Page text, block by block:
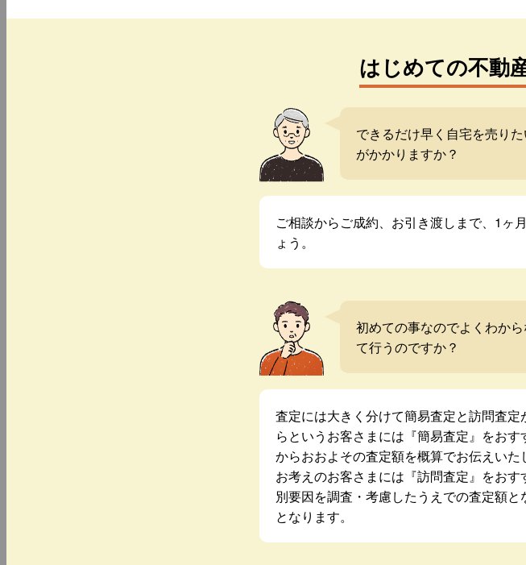
はじめての不動
できるだけ早く自宅を売り
がかかりますか？
ご相談からご成約、お引き渡しまで、1ヶ
ょう。
初めての事なのでよくわか
て行うのですか？
査定には大きく分けて簡易査定と訪問査
らというお客さまには『簡易査定』をお
からおおよその査定額を概算でお伝えい
お考えのお客さまには『訪問査定』をお
別要因を調査・考慮したうえでの査定額
となります。